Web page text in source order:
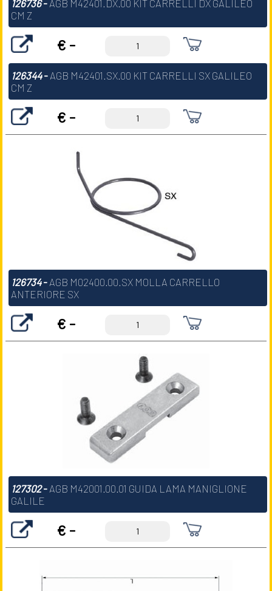
126736- AGB M42401.DX.00 KIT CARRELLI DX GALILEO
CM Z
€ -
126344- AGB M42401.SX.00 KIT CARRELLI SX GALILEO
CM Z
€ -
126734- AGB M02400.00.SX MOLLA CARRELLO
ANTERIORE SX
€ -
127302- AGB M42001.00.01 GUIDA LAMA MANIGLIONE
GALILE
€ -